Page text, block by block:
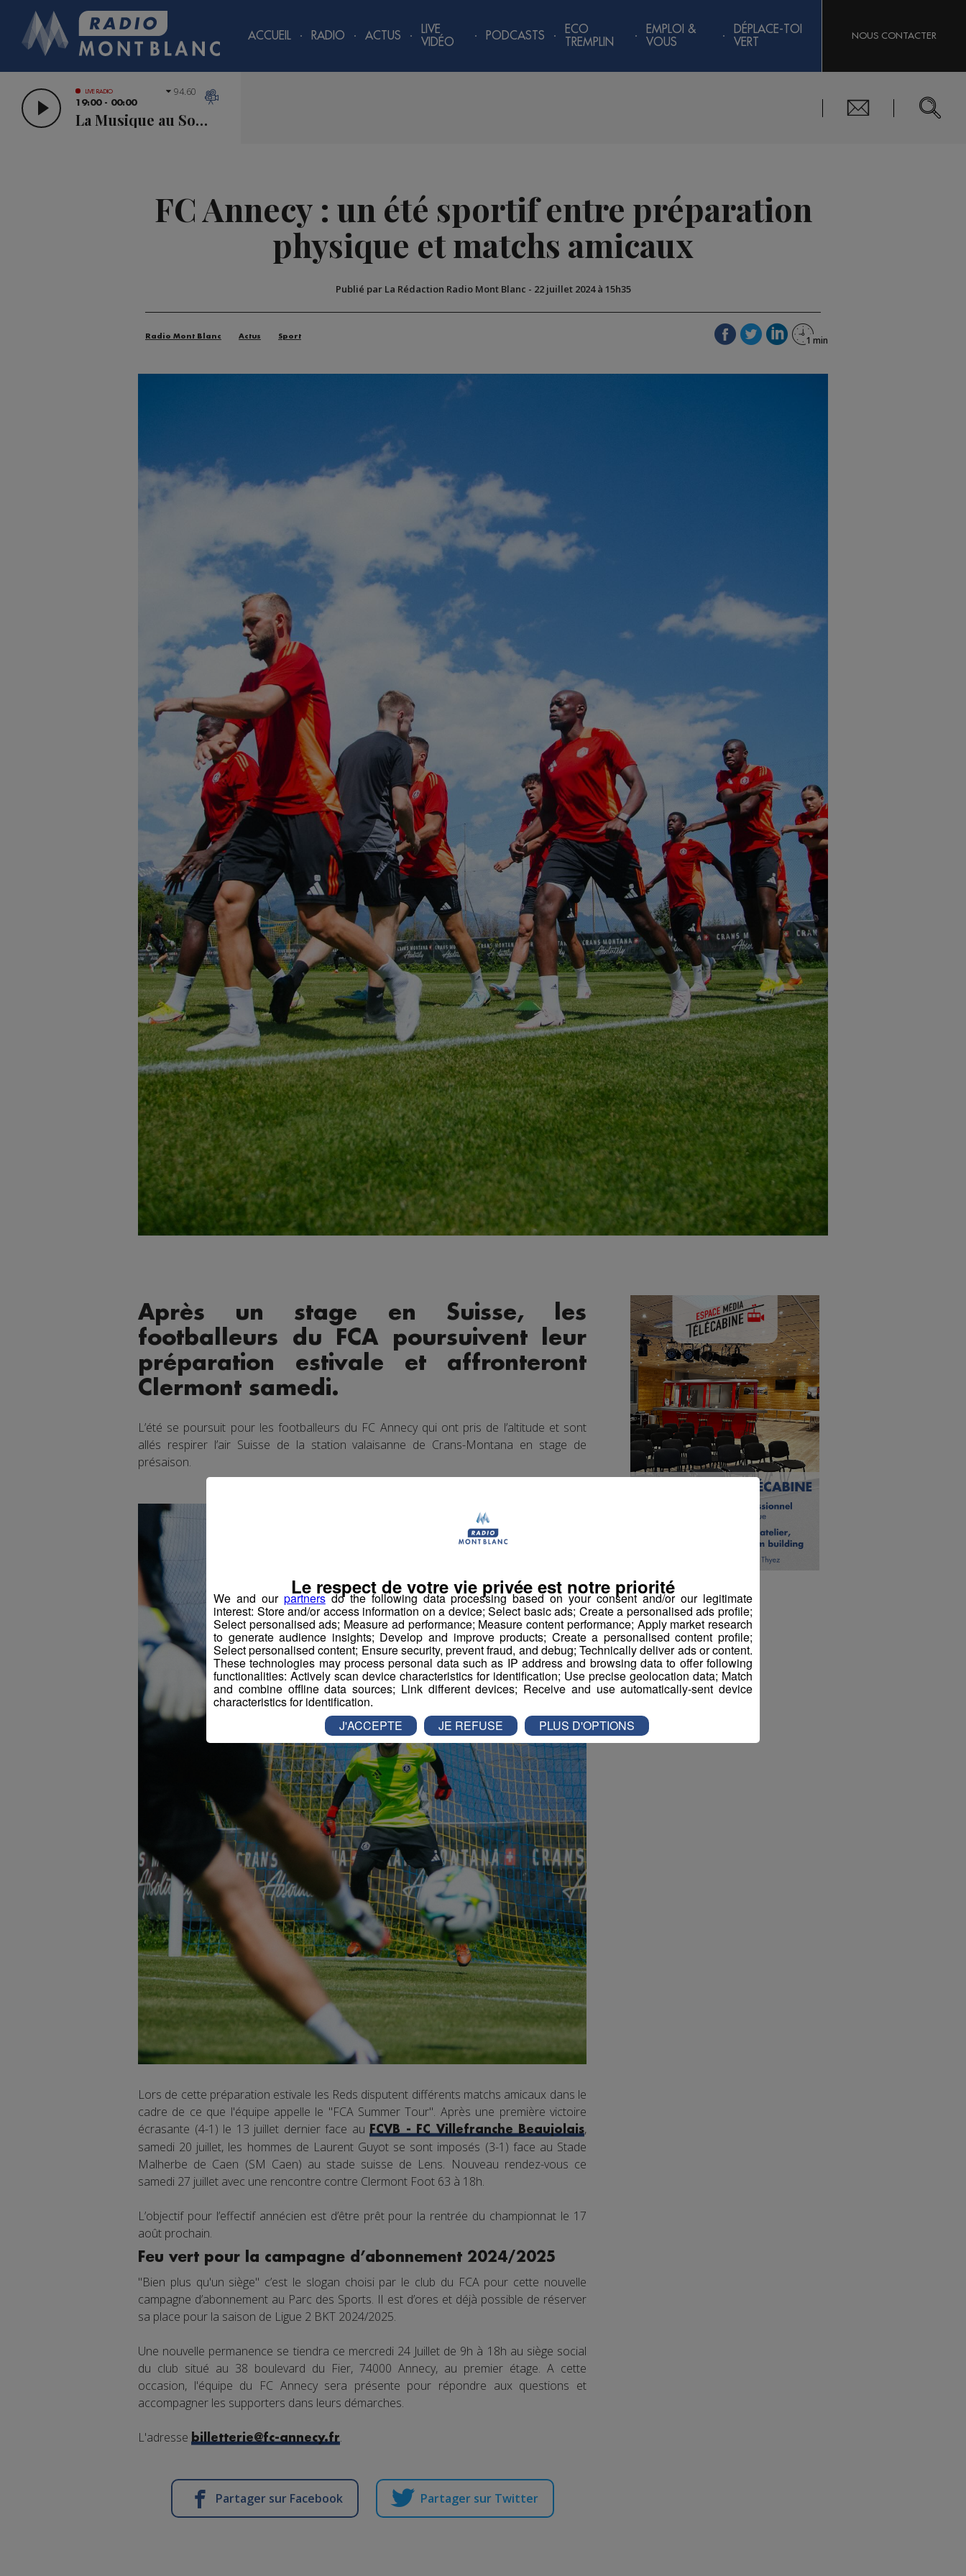
ACCUEIL RADIO ACTUS
LIVE
VIDÉO
PODCASTS
ECO
TREMPLIN
EMPLOI &
VOUS
DÉPLACE-TOI
VERT
NOUS CONTACTER
LIVE RADIO
19:00 - 00:00
La Musique au Sommet
94.60
FC Annecy : un été sportif entre préparation
physique et matchs amicaux
Publié par La Rédaction Radio Mont Blanc - 22 juillet 2024 à 15h35
Radio Mont Blanc Actus Sport
Après un stage en Suisse, les
footballeurs du FCA poursuivent leur
préparation estivale et affronteront
Clermont samedi.
L’été se poursuit pour les footballeurs du FC Annecy qui ont pris de l’altitude et sont
allés respirer l’air Suisse de la station valaisanne de Crans-Montana en stage de
présaison.
Lors de cette préparation estivale les Reds disputent différents matchs amicaux dans le
cadre de ce que l'équipe appelle le "FCA Summer Tour". Après une première victoire
écrasante (4-1) le 13 juillet dernier face au
FCVB - FC Villefranche Beaujolais,
samedi 20 juillet, les hommes de Laurent Guyot se sont imposés (3-1) face au Stade
Malherbe de Caen (SM Caen) au stade suisse de Lens. Nouveau rendez-vous ce
samedi 27 juillet avec une rencontre contre Clermont Foot 63 à 18h.
L’objectif pour l’effectif annécien est d’être prêt pour la rentrée du championnat le 17
août prochain.
Feu vert pour la campagne d’abonnement 2024/2025
"Bien plus qu'un siège" c’est le slogan choisi par le club du FCA pour cette nouvelle
campagne d’abonnement au Parc des Sports. Il est d’ores et déjà possible de réserver
sa place pour la saison de Ligue 2 BKT 2024/2025.
Une nouvelle permanence se tiendra ce mercredi 24 Juillet de 9h à 18h au siège social
du club situé au 38 boulevard du Fier, 74000 Annecy, au premier étage. A cette
occasion, l'équipe du FC Annecy sera présente pour répondre aux questions et
accompagner les supporters dans leurs démarches.
L'adresse billetterie@fc-annecy.fr.
Partager sur Facebook Partager sur Twitter
We and our partnersdo the following data processing based on your consent and/or our legitimate
interest: Store and/or access information on a device; Select basic ads; Create a personalised ads profile;
Select personalised ads; Measure ad performance; Measure content performance; Apply market research
to generate audience insights; Develop and improve products; Create a personalised content profile;
Select personalised content; Ensure security, prevent fraud, and debug; Technically deliver ads or content.
These technologies may process personal data such as IP address and browsing data to offer following
functionalities: Actively scan device characteristics for identification; Use precise geolocation data; Match
and combine offline data sources; Link different devices; Receive and use automatically-sent device
characteristics for identification.
Le respect de votre vie privée est notre priorité
J'ACCEPTE JE REFUSE PLUS D'OPTIONS